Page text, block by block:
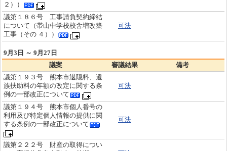
２））
議第１８６号 工事請負契約締結
について（帯山中学校校舎増改築
工事（その ４））
可決
9月3日 ～ 9月27日
議案
審議結果
備考
議第１９３号 熊本市退隠料、遺
族扶助料の年額の改定に関する条
例の一部改正について
可決
議第１９４号 熊本市個人番号の
利用及び特定個人情報の提供に関
する条例の一部改正について
可決
議第２２２号 財産の取得につい